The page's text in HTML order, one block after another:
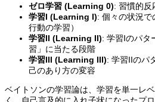
ゼロ学習 (Learning 0): 習慣的反
学習I (Learning I): 個々の状況で
行動の学習）
学習II (Learning II): 学習Iのパタ
習」に当たる段階
学習III (Learning III): 学習IIのパ
己のあり方の変容
ベイトソンの学習論は、学習を単一レ